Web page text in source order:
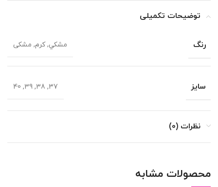
توضیحات تکمیلی
رنگ مشکي, کرم, مشکی
سایز 37, 38, 39, 40
نظرات (0)
محصولات مشابه